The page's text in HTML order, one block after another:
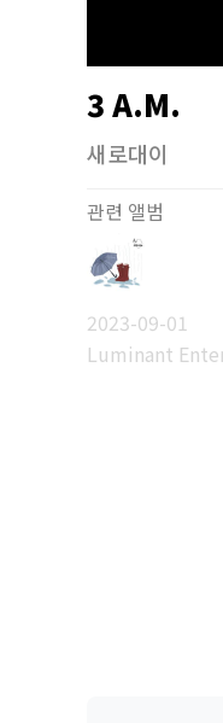
3 A.M.
새로대이
관련 앨범
2023-09-01
Luminant